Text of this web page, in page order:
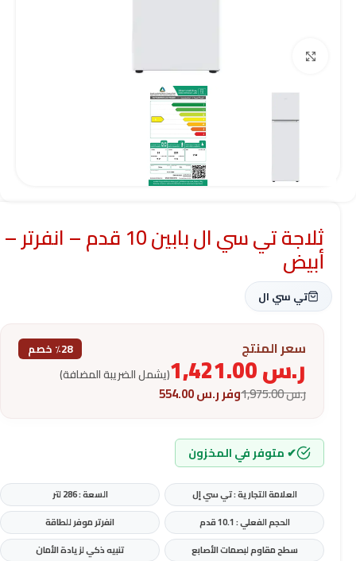
ثلاجة تي سي ال بابين 10 قدم – انفرتر –
أبيض
تي سي ال
سعر المنتج ٪28 خصم
ر.س (يشمل الضريبة المضافة)
ر.س1,975.00 وفرر.س
✔ متوفر في المخزون
العلامة التجارية : تي سي إل
السعة : 286 لتر
الحجم الفعلي : 10.1 قدم
انفرتر موفر للطاقة
سطح مقاوم لبصمات الأصابع
تنبيه ذكي لزيادة الأمان